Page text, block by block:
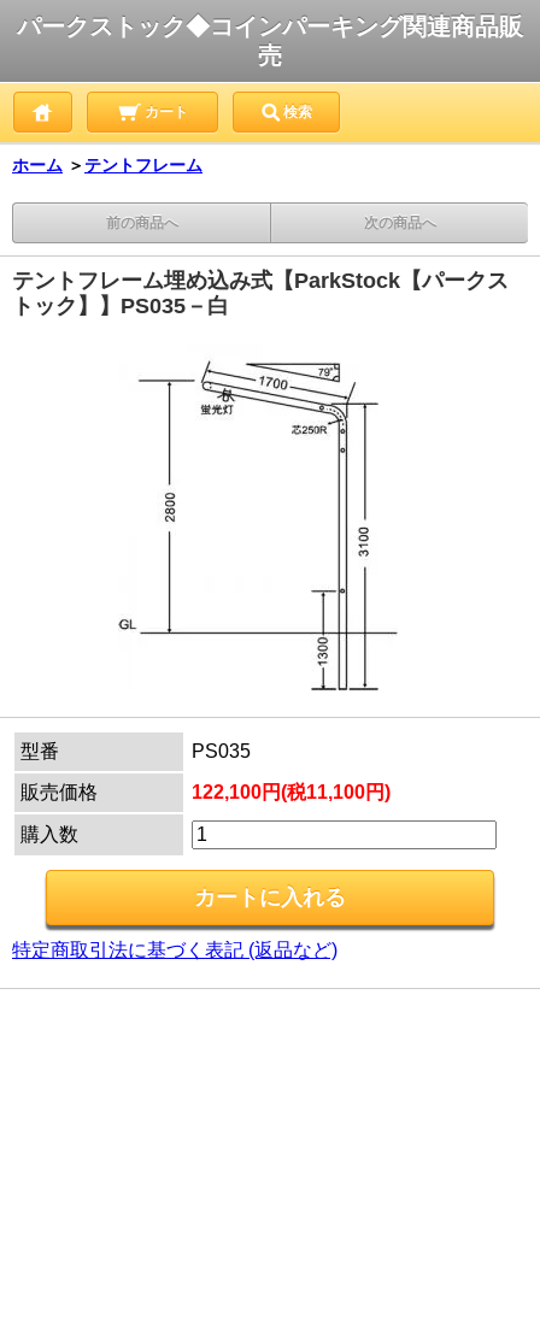
パークストック◆コインパーキング関連商品販
売
カート 検索
ホーム ＞ テントフレーム
前の商品へ 次の商品へ
テントフレーム埋め込み式【ParkStock【パークス
トック】】PS035－白
型番
PS035
販売価格
122,100円(税11,100円)
購入数
特定商取引法に基づく表記 (返品など)